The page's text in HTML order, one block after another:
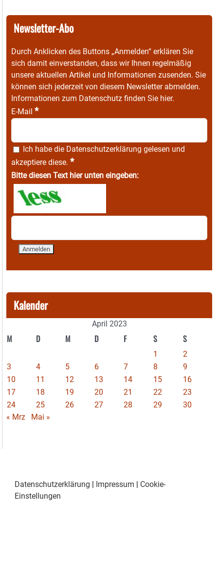
Newsletter-Abo
Durch Anklicken des Buttons „Anmelden“ erklären Sie
sich damit einverstanden, dass wir Ihnen regelmäßig
unsere aktuellen Artikel und Informationen zusenden. Sie
können sich jederzeit von diesem Newsletter abmelden.
Informationen zum Datenschutz finden Sie hier.
E-Mail *
Ich habe die Datenschutzerklärung gelesen und
akzeptiere diese. *
Bitte diesen Text hier unten eingeben:
Kalender
April 2023
M D M D F S S
1
2
3
4 5 6 7 8
9
10
11 12 13 14 15
16
17
18 19 20 21 22
23
24
25 26 27 28 29
30
« Mrz
Mai »
Datenschutzerklärung | Impressum | Cookie-
Einstellungen